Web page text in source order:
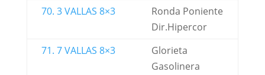
70. 3 VALLAS 8×3
Ronda Poniente
Dir.Hipercor
71. 7 VALLAS 8×3
Glorieta
Gasolinera